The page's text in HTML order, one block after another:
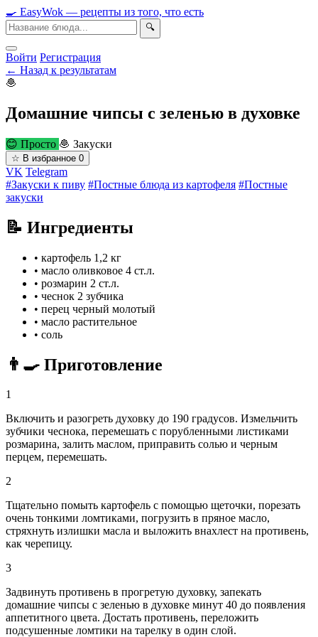
🍳 EasyWok — рецепты из того, что есть
🔍
Войти Регистрация
← Назад к результатам
🧆
Домашние чипсы с зеленью в духовке
😊 Просто 🧆 Закуски
☆ В избранное 0
VK Telegram
#Закуски к пиву #Постные блюда из картофеля #Постные
закуски
📝 Ингредиенты
• картофель 1,2 кг
• масло оливковое 4 ст.л.
• розмарин 2 ст.л.
• чеснок 2 зубчика
• перец черный молотый
• масло растительное
• соль
👨‍🍳 Приготовление
1
Включить и разогреть духовку до 190 градусов. Измельчить
зубчики чеснока, перемешать с порубленными листиками
розмарина, залить маслом, приправить солью и черным
перцем, перемешать.
2
Тщательно помыть картофель с помощью щеточки, порезать
очень тонкими ломтиками, погрузить в пряное масло,
стряхнуть излишки масла и выложить внахлест на противень,
как черепицу.
3
Задвинуть противень в прогретую духовку, запекать
домашние чипсы с зеленью в духовке минут 40 до появления
аппетитного цвета. Достать противень, переложить
подсушенные ломтики на тарелку в один слой.